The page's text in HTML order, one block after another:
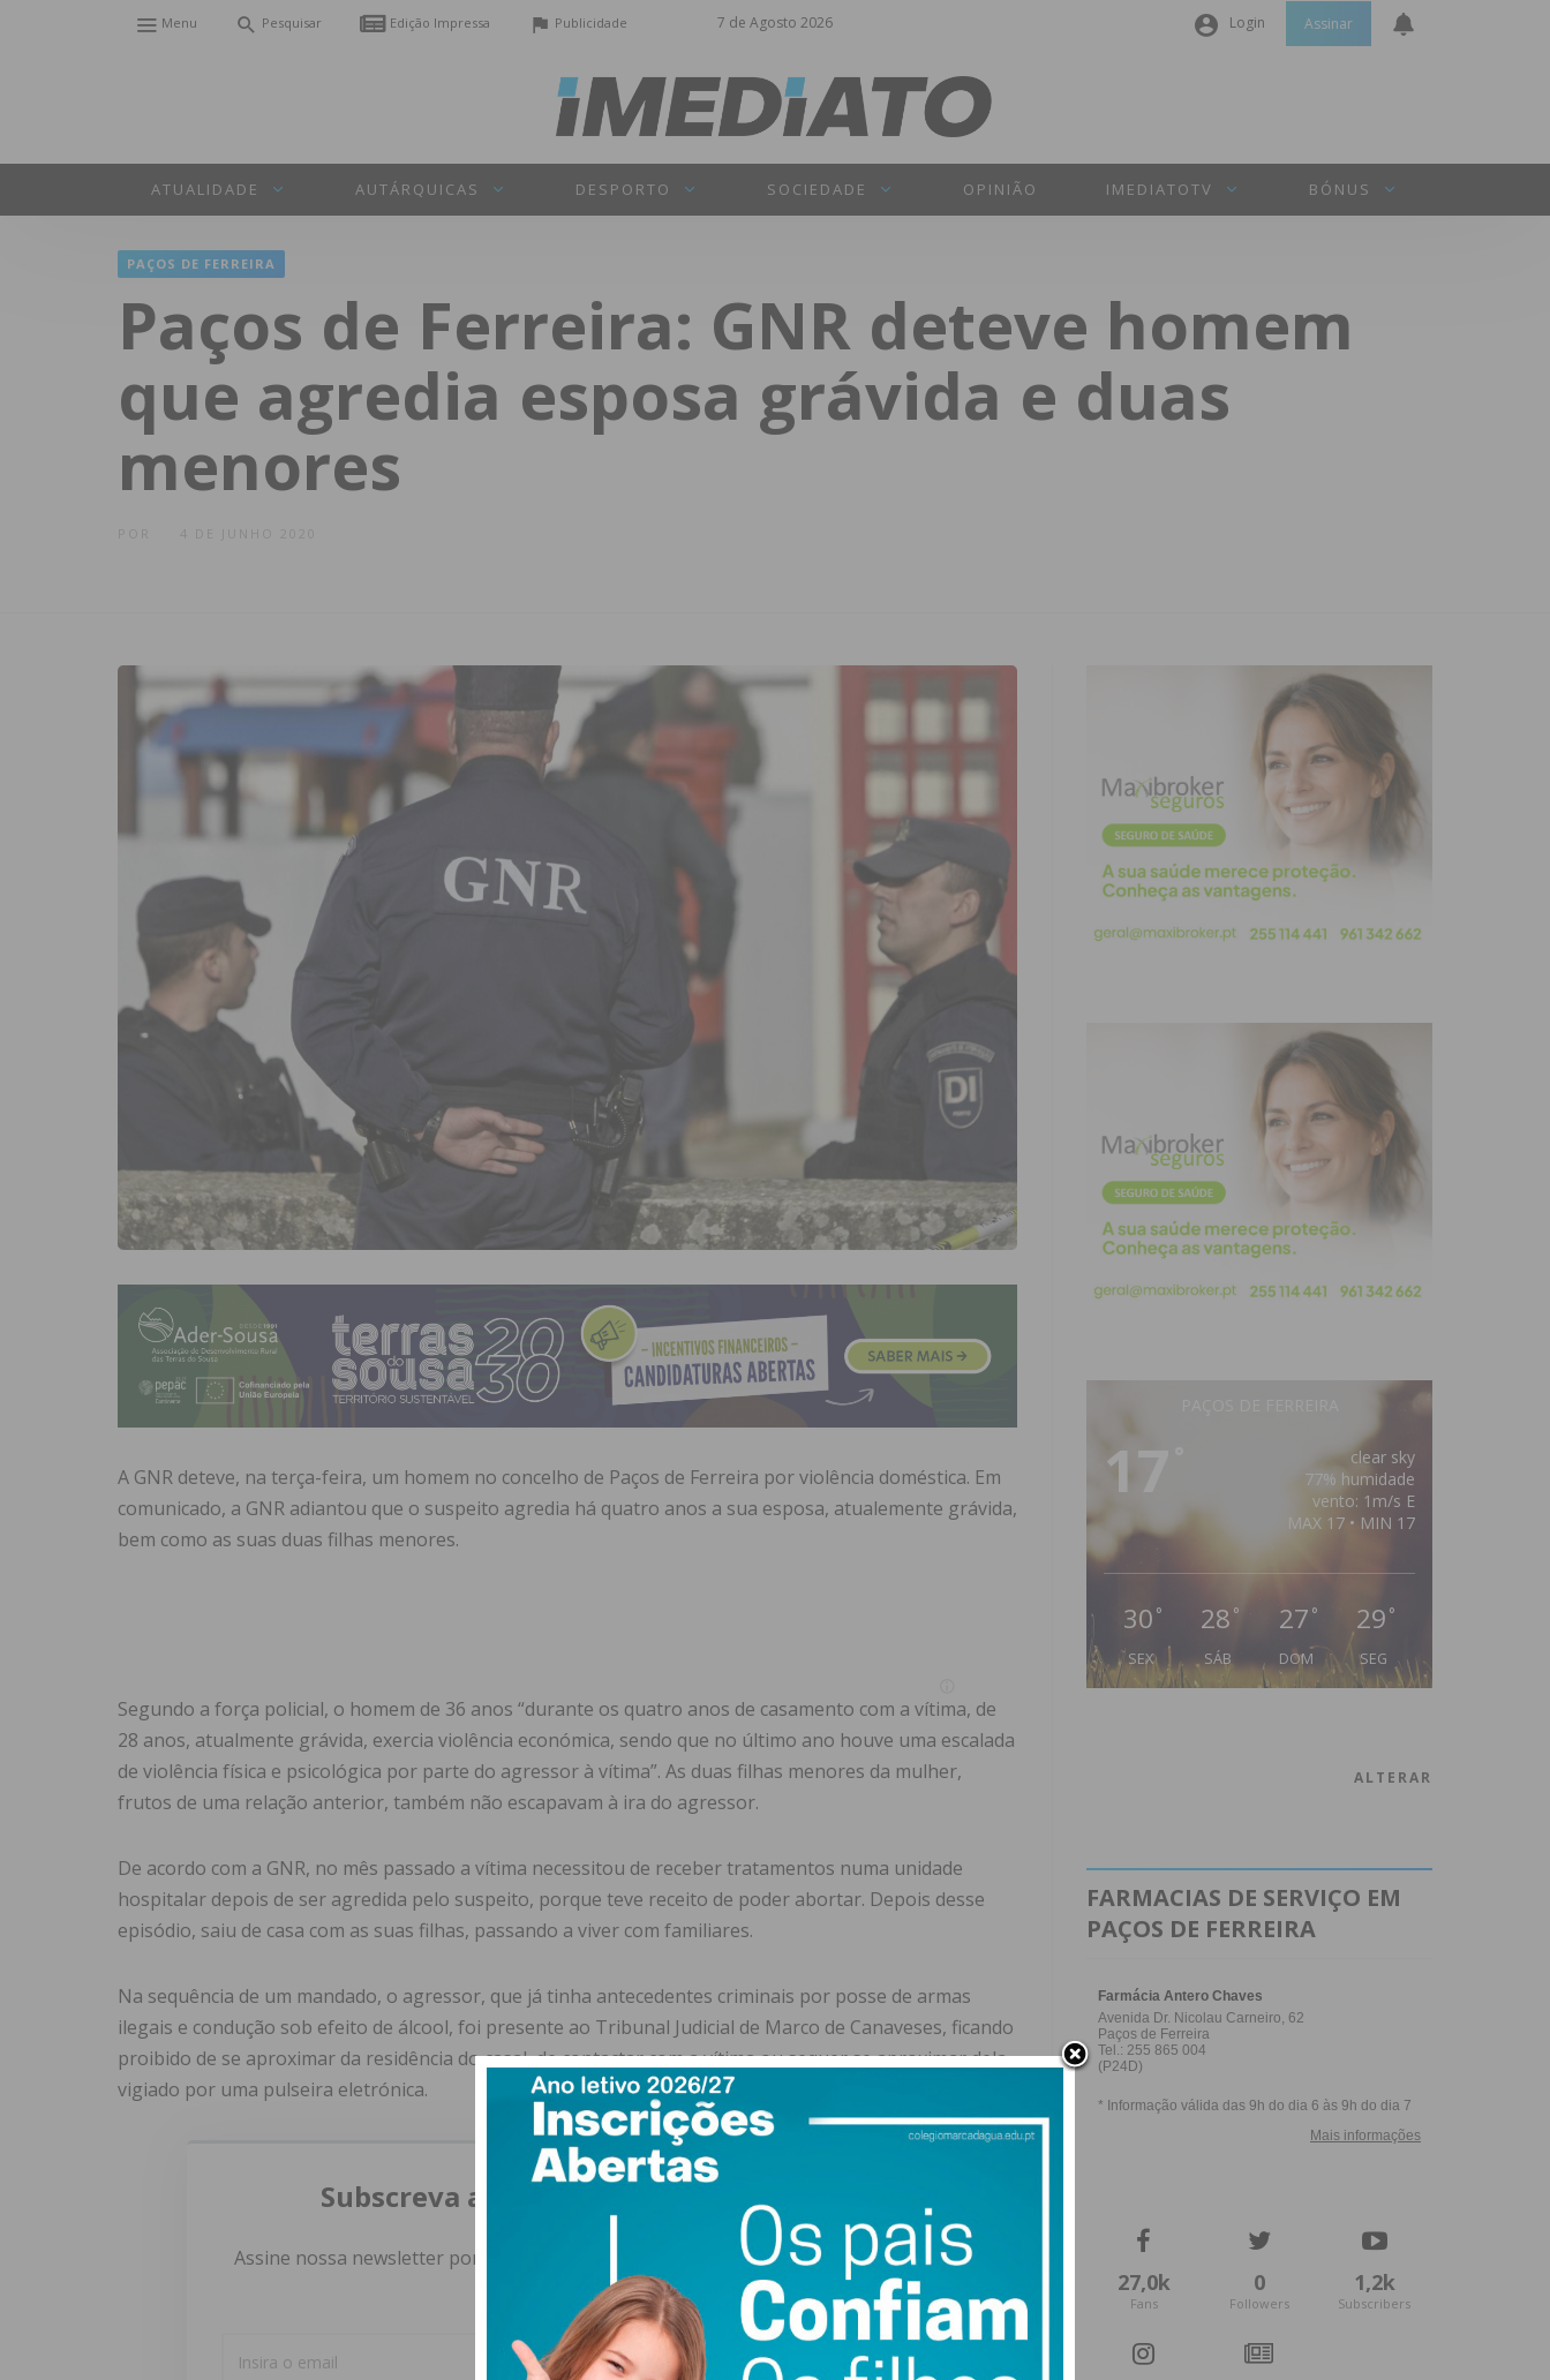
7 de Agosto 2026
Menu Pesquisar Edição Impressa Publicidade Login
Senha
INICIAR SESSÃO
Perdeu a sua senha?
Assinar
ATUALIDADE AUTÁRQUICAS DESPORTO SOCIEDADE OPINIÃO IMEDIATOTV BÓNUS
PAÇOS DE FERREIRA
Paços de Ferreira: GNR deteve homem
que agredia esposa grávida e duas
menores
4 DE JUNHO 2020
A GNR deteve, na terça-feira, um homem no concelho de Paços de Ferreira por violência doméstica. Em
comunicado, a GNR adiantou que o suspeito agredia há quatro anos a sua esposa, atualemente grávida,
bem como as suas duas filhas menores.
Segundo a força policial, o homem de 36 anos “durante os quatro anos de casamento com a vítima, de
28 anos, atualmente grávida, exercia violência económica, sendo que no último ano houve uma escalada
de violência física e psicológica por parte do agressor à vítima”. As duas filhas menores da mulher,
frutos de uma relação anterior, também não escapavam à ira do agressor.
De acordo com a GNR, no mês passado a vítima necessitou de receber tratamentos numa unidade
hospitalar depois de ser agredida pelo suspeito, porque teve receito de poder abortar. Depois desse
episódio, saiu de casa com as suas filhas, passando a viver com familiares.
Na sequência de um mandado, o agressor, que já tinha antecedentes criminais por posse de armas
ilegais e condução sob efeito de álcool, foi presente ao Tribunal Judicial de Marco de Canaveses, ficando
proibido de se aproximar da residência do casal, de contactar com a vítima ou sequer se aproximar dela,
vigiado por uma pulseira eletrónica.
Subscreva a newsletter do Imediato
Assine nossa newsletter por e-mail e obtenha de forma regular a informação
atualizada.
17
clear sky
77% humidade
vento: 1m/s E
MAX 17 • MIN 17
30 °
SEX
28 °
SÁB
27 °
DOM
29 °
SEG
ALTERAR
FARMACIAS DE SERVIÇO EM
PAÇOS DE FERREIRA
27,0k
Fans
0
Followers
1,2k
Subscribers